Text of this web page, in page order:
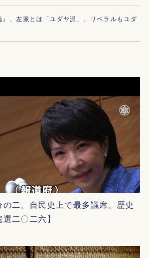
、左派とは「ユダヤ派」。リベラルもユダ
二、自民史上で最多議席、歴史
二〇二六】